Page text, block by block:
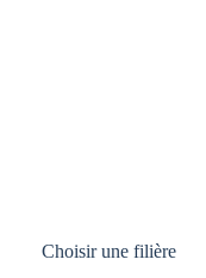
Choisir une filière